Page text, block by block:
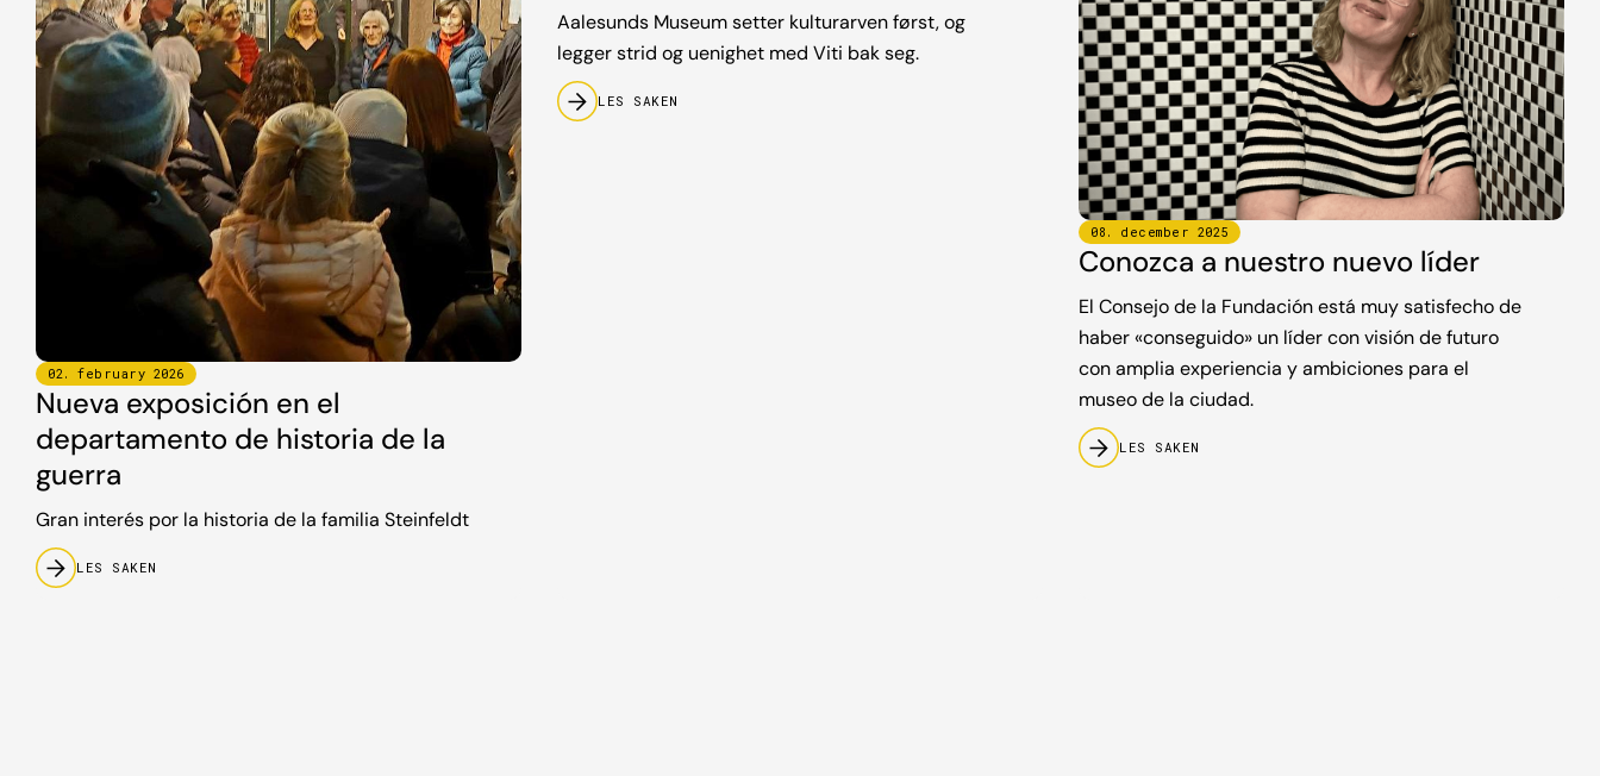
02 . february 2026
Nueva exposición en el
departamento de historia de la
guerra
Gran interés por la historia de la familia Steinfeldt
LES SAKEN
Aalesunds Museum setter kulturarven først, og
legger strid og uenighet med Viti bak seg.
LES SAKEN
08 . december 2025
Conozca a nuestro nuevo líder
El Consejo de la Fundación está muy satisfecho de
haber «conseguido» un líder con visión de futuro
con amplia experiencia y ambiciones para el
museo de la ciudad.
LES SAKEN